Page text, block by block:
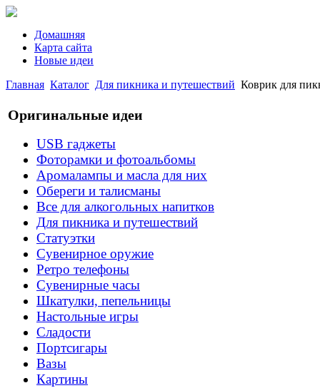
Домашняя
Карта сайта
Новые идеи
Главная Каталог Для пикника и путешествий Коврик для
Оригинальные идеи
USB гаджеты
Фоторамки и фотоальбомы
Аромалампы и масла для них
Обереги и талисманы
Все для алкогольных напитков
Для пикника и путешествий
Статуэтки
Сувенирное оружие
Ретро телефоны
Сувенирные часы
Шкатулки, пепельницы
Настольные игры
Сладости
Портсигары
Вазы
Картины